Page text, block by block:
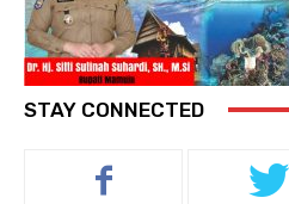
STAY CONNECTED